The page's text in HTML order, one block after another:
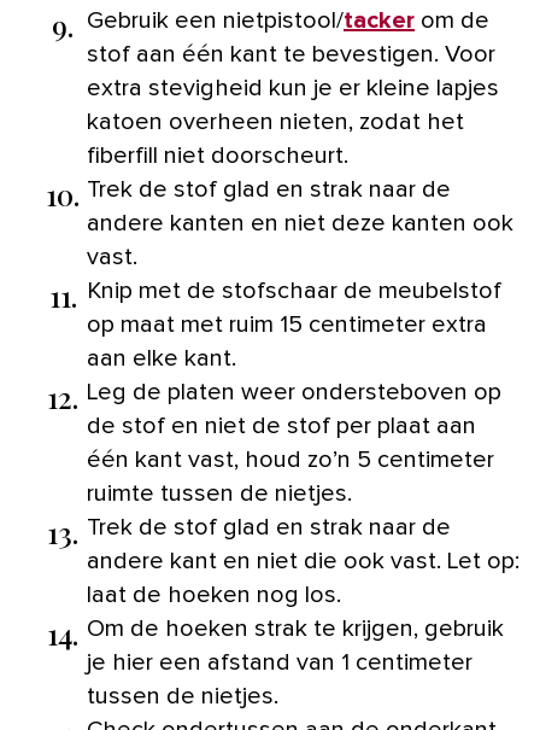
9. Gebruik een nietpistool/tacker om de
stof aan één kant te bevestigen. Voor
extra stevigheid kun je er kleine lapjes
katoen overheen nieten, zodat het
fiberfill niet doorscheurt.
10. Trek de stof glad en strak naar de
andere kanten en niet deze kanten ook
vast.
11. Knip met de stofschaar de meubelstof
op maat met ruim 15 centimeter extra
aan elke kant.
12. Leg de platen weer ondersteboven op
de stof en niet de stof per plaat aan
één kant vast, houd zo’n 5 centimeter
ruimte tussen de nietjes.
13. Trek de stof glad en strak naar de
andere kant en niet die ook vast. Let op:
laat de hoeken nog los.
14. Om de hoeken strak te krijgen, gebruik
je hier een afstand van 1 centimeter
tussen de nietjes.